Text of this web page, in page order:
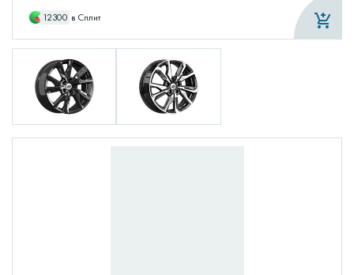
12300 в Сплит